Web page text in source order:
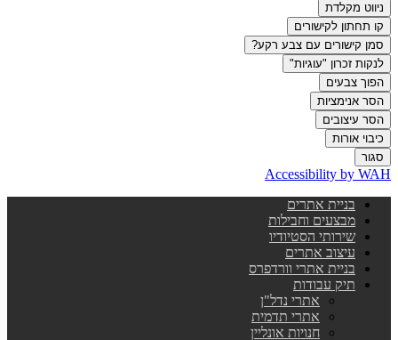
ניווט מקלדת
קו תחתון לקישורים
סמן קישורים עם צבע רקע?
לנקות זכרון "עוגיות"
הפוך צבעים
הסר אנימציות
הסר עיצובים
כיבוי אורות
סגור
Accessibility by WAH
בניית אתרים
מבצעים וחבילות
שירותי הסטיודיו
עיצוב אתרים
בניית אתרי וורדפרס
תיק עבודות
אתרי נדל"ן
אתרי תדמית
חנויות אונליין